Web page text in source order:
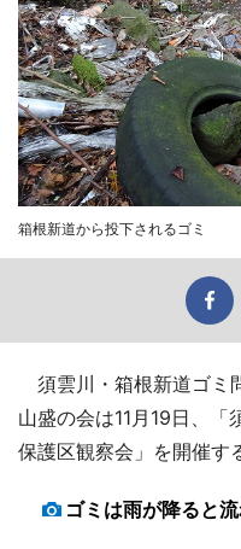
箱根新道から投下されるゴミ
須雲川・箱根新道ゴミ
山盛の会は11月19日、
保護区観察会」を開催す
ゴミは雨が降ると